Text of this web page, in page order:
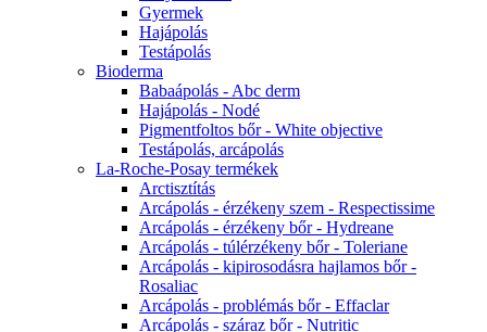
Gyermek
Hajápolás
Testápolás
Bioderma
Babaápolás - Abc derm
Hajápolás - Nodé
Pigmentfoltos bőr - White objective
Testápolás, arcápolás
La-Roche-Posay termékek
Arctisztítás
Arcápolás - érzékeny szem - Respectissime
Arcápolás - érzékeny bőr - Hydreane
Arcápolás - túlérzékeny bőr - Toleriane
Arcápolás - kipirosodásra hajlamos bőr -
Rosaliac
Arcápolás - problémás bőr - Effaclar
Arcápolás - száraz bőr - Nutritic